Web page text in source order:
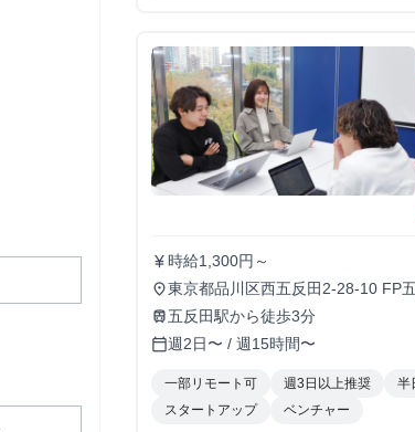
currency_yen時給1,300円～
place東京都品川区西五反田2-28-10 FP
train 五反田駅から徒歩3分
calendar_today週2日〜 / 週15時間〜
一部リモート可 週3日以上推奨 半
スタートアップ
ベンチャー